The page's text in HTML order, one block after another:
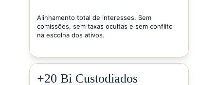
+20 Bi Custodiados
Alinhamento total de interesses. Sem
comissões, sem taxas ocultas e sem conflito
na escolha dos ativos.